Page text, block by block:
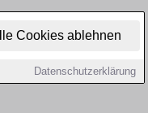
Cookies ablehnen
Datenschutzerklärung